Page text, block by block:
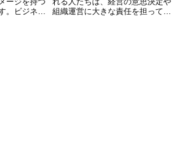
。ビジネス
組織運営に大きな責任を担ってい